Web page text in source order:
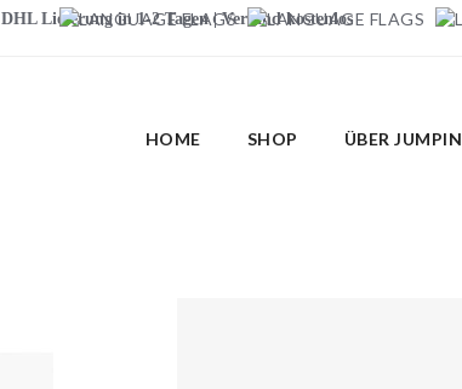
DHL Lieferung in 1-2 Tagen | Versand kostenlos
HOME SHOP ÜBER JUMPIN